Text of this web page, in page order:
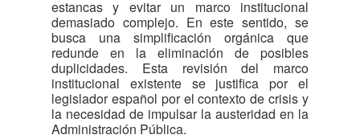
estancas y evitar un marco institucional
demasiado complejo. En este sentido, se
busca una simplificación orgánica que
redunde en la eliminación de posibles
duplicidades. Esta revisión del marco
institucional existente se justifica por el
legislador español por el contexto de crisis y
la necesidad de impulsar la austeridad en la
Administración Pública.